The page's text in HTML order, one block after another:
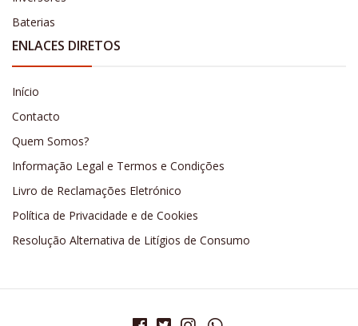
Baterias
ENLACES DIRETOS
Início
Contacto
Quem Somos?
Informação Legal e Termos e Condições
Livro de Reclamações Eletrónico
Política de Privacidade e de Cookies
Resolução Alternativa de Litígios de Consumo